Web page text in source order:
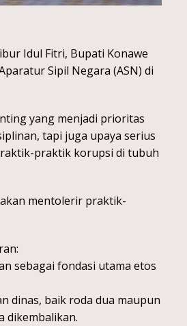
Idul Fitri, Bupati Konawe
Sipil Negara (ASN) di
yang menjadi prioritas
tapi juga upaya serius
praktik korupsi di tubuh
akan mentolerir praktik-
sebagai fondasi utama etos
dinas, baik roda dua maupun
dikembalikan.